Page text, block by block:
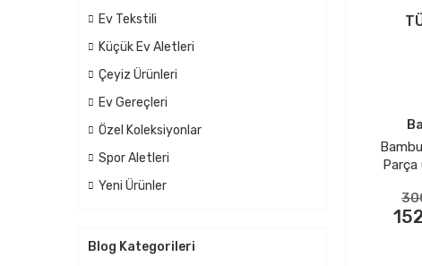
Ev Tekstili
Küçük Ev Aletleri
Çeyiz Ürünleri
Ev Gereçleri
Özel Koleksiyonlar
Spor Aletleri
Yeni Ürünler
Blog Kategorileri
Parça